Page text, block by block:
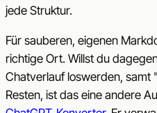
jede Struktur.
Für sauberen, eigenen
richtige Ort. Willst du
Chatverlauf loswerden, samt
Resten, ist das eine andere